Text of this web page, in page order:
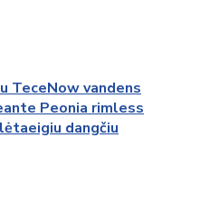
vandens
dangčiu